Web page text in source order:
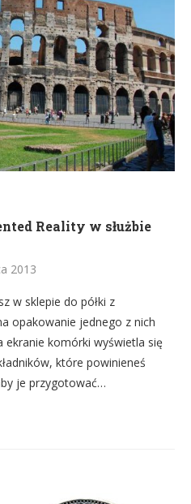
Reality w służbie
2013
w sklepie do półki z
opakowanie jednego z nich
komórki wyświetla się
które powinieneś
je przygotować…